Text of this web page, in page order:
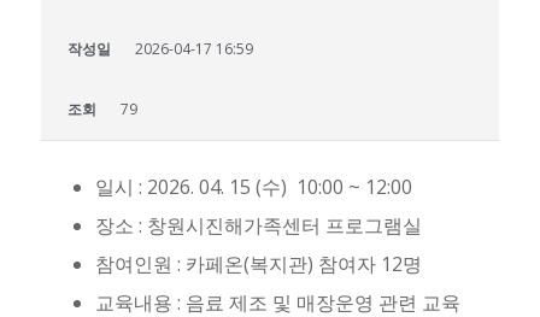
작성일 2026-04-17 16:59
조회 79
일시 : 2026. 04. 15 (수) 10:00 ~ 12:00
장소 : 창원시진해가족센터 프로그램실
참여인원 : 카페온(복지관) 참여자 12명
교육내용 : 음료 제조 및 매장운영 관련 교육